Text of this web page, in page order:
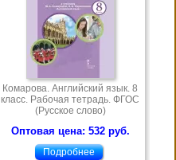
Комарова. Английский язык. 8
класс. Рабочая тетрадь. ФГОС
(Русское слово)
Оптовая цена: 532 руб.
Подробнее